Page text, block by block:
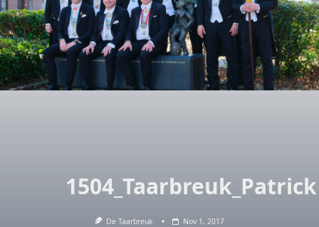
1504_Taarbreuk_Patrick
De Taarbreuk Nov 1, 2017